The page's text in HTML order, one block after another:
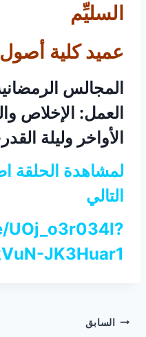
السليِّم
عميد كلية
العمل: الإخلاص
الأواخر وليلة
لمشاهدة الحلقة
التالي
UOj_o3r034I?
JK3Huar1
تصفّح
السابق